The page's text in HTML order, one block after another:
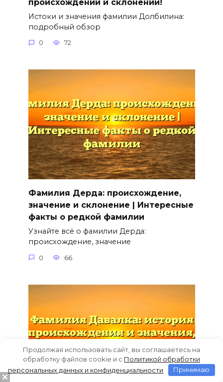
Истоки и значения фамилии Долбилина:
подробный обзор
0 72
Фамилия Дерда: происхождение,
значение и склонение | Интересные
факты о редкой фамилии
Узнайте всё о фамилии Дерда:
происхождение, значение
0 66
Продолжая использовать сайт, вы соглашаетесь на
обработку файлов cookie и c Политикой обработки
персональных данных и конфиденциальности
Принимаю